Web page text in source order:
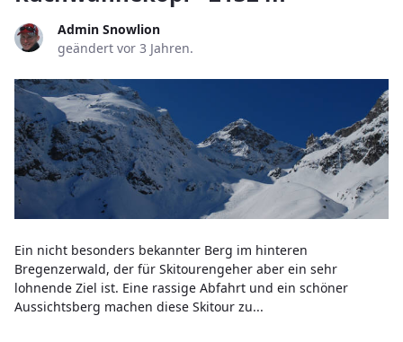
Admin Snowlion
geändert vor 3 Jahren.
Ein nicht besonders bekannter Berg im hinteren
Bregenzerwald, der für Skitourengeher aber ein sehr
lohnende Ziel ist. Eine rassige Abfahrt und ein schöner
Aussichtsberg machen diese Skitour zu...